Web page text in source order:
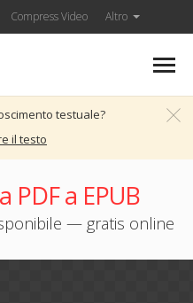
Compress Video Altro
testuale?
il testo
PDF a EPUB
— gratis online